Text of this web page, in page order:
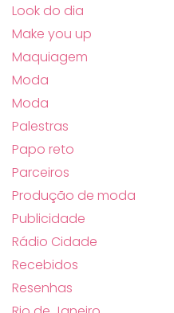
Look do dia
Make you up
Maquiagem
Moda
Moda
Palestras
Papo reto
Parceiros
Produção de moda
Publicidade
Rádio Cidade
Recebidos
Resenhas